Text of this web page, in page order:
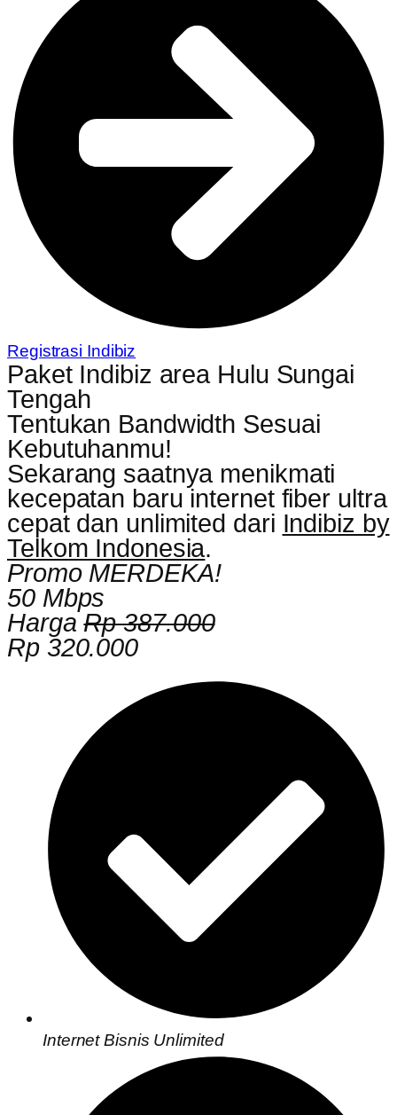
Registrasi Indibiz
Paket Indibiz area Hulu Sungai
Tengah
Tentukan Bandwidth Sesuai
Kebutuhanmu!
Sekarang saatnya menikmati
kecepatan baru internet fiber ultra
cepat dan unlimited dari Indibiz by
Telkom Indonesia.
Promo MERDEKA!
50 Mbps
HargaRp 387.000
Rp 320.000
Internet Bisnis Unlimited